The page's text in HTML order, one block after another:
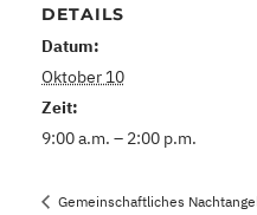
DETAILS
Datum:
Oktober 10
Zeit:
9:00 a.m. – 2:00 p.m.
Gemeinschaftliches